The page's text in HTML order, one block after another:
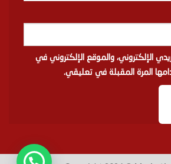
الإلكتروني، والموقع الإلكتروني في
المرة المقبلة في تعليقي.